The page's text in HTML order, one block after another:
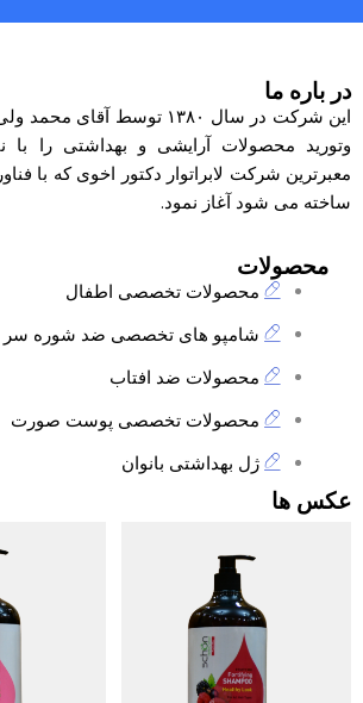
در باره ما
این شرکت در سال ۱۳۸۰ توسط
وتورید محصولات آرایشی و بهداشتی را با
معبرترین شرکت لابراتوار دکتور اخوی که با
ساخته می شود آغاز نمود.
محصولات
محصولات تخصصی اطفال
شامپو های تخصصی ضد شوره سر
محصولات ضد افتاب
محصولات تخصصی پوست صورت
ژل بهداشتی بانوان
عکس ها